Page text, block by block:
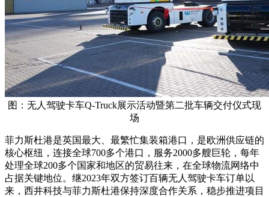
图：无人驾驶卡车Q-Truck展示活动暨第二批车辆交付仪式现
场
菲力斯杜港是英国最大、最繁忙集装箱港口，是欧洲供应链的
核心枢纽，连接全球700多个港口，服务2000多艘巨轮，每年
处理全球200多个国家和地区的贸易往来，在全球物流网络中
占据关键地位。继2023年双方签订百辆无人驾驶卡车订单以
来，西井科技与菲力斯杜港保持深度合作关系，稳步推进项目